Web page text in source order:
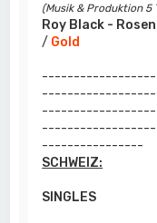
(Musik & Produktion 5
Roy Black -
/ Gold
----------------
SCHWEIZ:
SINGLES